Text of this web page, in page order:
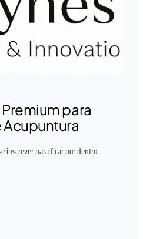
para
inscrever para ficar por dentro